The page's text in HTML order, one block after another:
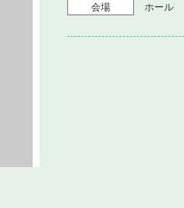
会場 ホール